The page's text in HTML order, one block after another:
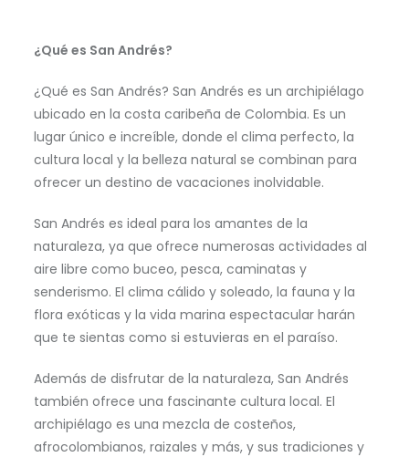
¿Qué es San Andrés?
¿Qué es San Andrés? San Andrés es un archipiélago
ubicado en la costa caribeña de Colombia. Es un
lugar único e increíble, donde el clima perfecto, la
cultura local y la belleza natural se combinan para
ofrecer un destino de vacaciones inolvidable.
San Andrés es ideal para los amantes de la
naturaleza, ya que ofrece numerosas actividades al
aire libre como buceo, pesca, caminatas y
senderismo. El clima cálido y soleado, la fauna y la
flora exóticas y la vida marina espectacular harán
que te sientas como si estuvieras en el paraíso.
Además de disfrutar de la naturaleza, San Andrés
también ofrece una fascinante cultura local. El
archipiélago es una mezcla de costeños,
afrocolombianos, raizales y más, y sus tradiciones y